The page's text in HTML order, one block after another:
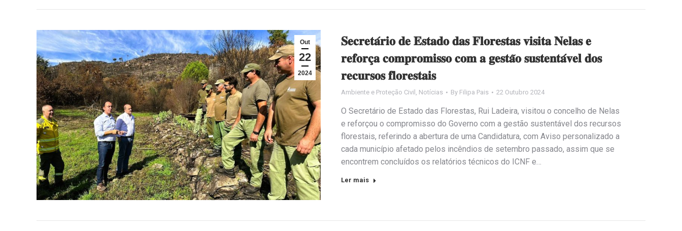
Out
22
2024
𝐒𝐞𝐜𝐫𝐞𝐭𝐚́𝐫𝐢𝐨 𝐝𝐞 𝐄𝐬𝐭𝐚𝐝𝐨 𝐝𝐚𝐬 𝐅𝐥𝐨𝐫𝐞𝐬𝐭𝐚𝐬 𝐯𝐢𝐬𝐢𝐭𝐚 𝐍𝐞𝐥𝐚𝐬 𝐞
𝐫𝐞𝐟𝐨𝐫𝐜̧𝐚 𝐜𝐨𝐦𝐩𝐫𝐨𝐦𝐢𝐬𝐬𝐨 𝐜𝐨𝐦 𝐚 𝐠𝐞𝐬𝐭𝐚̃𝐨 𝐬𝐮𝐬𝐭𝐞𝐧𝐭𝐚́𝐯𝐞𝐥 𝐝𝐨𝐬
𝐫𝐞𝐜𝐮𝐫𝐬𝐨𝐬 𝐟𝐥𝐨𝐫𝐞𝐬𝐭𝐚𝐢𝐬
Ambiente e Proteção Civil , Notícias By Filipa Pais 22 Outubro 2024
O Secretário de Estado das Florestas, Rui Ladeira, visitou o concelho de Nelas
e reforçou o compromisso do Governo com a gestão sustentável dos recursos
florestais, referindo a abertura de uma Candidatura, com Aviso personalizado a
cada município afetado pelos incêndios de setembro passado, assim que se
encontrem concluídos os relatórios técnicos do ICNF e…
Ler mais